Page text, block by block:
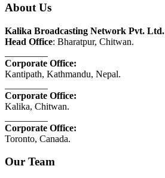
About Us
Kalika Broadcasting Network Pvt. Ltd.
Head Office: Bharatpur, Chitwan.
Corporate Office:
Kantipath, Kathmandu, Nepal.
Corporate Office:
Kalika, Chitwan.
Corporate Office:
Toronto, Canada.
Our Team